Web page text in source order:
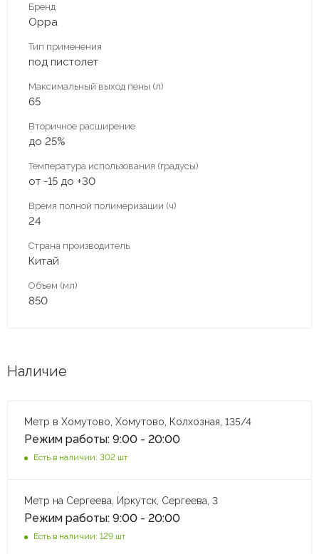
Бренд
Oppa
Тип применения
под пистолет
Максимальный выход пены (л)
65
Вторичное расширение
до 25%
Температура использования (градусы)
от -15 до +30
Время полной полимеризации (ч)
24
Страна производитель
Китай
Объем (мл)
850
Наличие
Метр в Хомутово, Хомутово, Колхозная, 135/4
Режим работы: 9:00 - 20:00
Есть в наличии: 302 шт
Метр на Сергеева, Иркутск, Сергеева, 3
Режим работы: 9:00 - 20:00
Есть в наличии: 129 шт